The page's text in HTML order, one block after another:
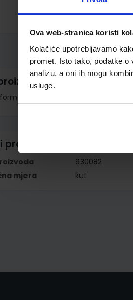
Ova web-stranica koristi
Kolačiće upotrebljavamo
promet. Isto tako, podatke
analizu, a oni ih mogu
usluge.
A5; kutija od 500 listova
proizvoda
930082
mjera
kut